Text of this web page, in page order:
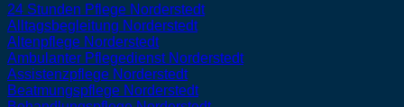
24 Stunden Pflege Norderstedt
Alltagsbegleitung Norderstedt
Altenpflege Norderstedt
Ambulanter Pflegedienst Norderstedt
Assistenzpflege Norderstedt
Beatmungspflege Norderstedt